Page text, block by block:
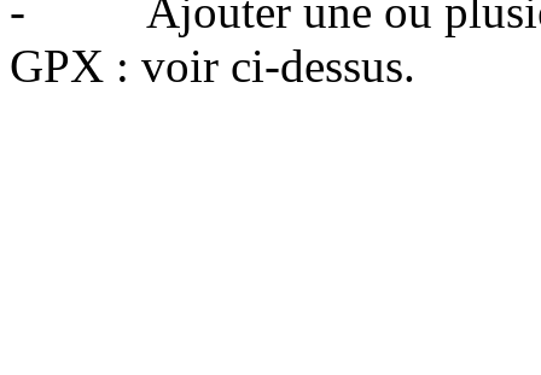
- Ajouter une ou
GPX : voir ci-dessus.